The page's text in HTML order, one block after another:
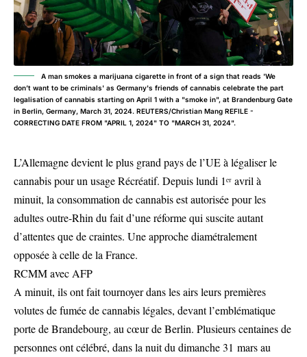
A man smokes a marijuana cigarette in front of a sign that reads 'We
don’t want to be criminals' as Germany's friends of cannabis celebrate the part
legalisation of cannabis starting on April 1 with a "smoke in", at Brandenburg Gate
in Berlin, Germany, March 31, 2024. REUTERS/Christian Mang REFILE -
CORRECTING DATE FROM "APRIL 1, 2024" TO "MARCH 31, 2024".
L’Allemagne devient le plus grand pays de l’UE à légaliser le
cannabis pour un usage Récréatif. Depuis lundi 1ᵉʳ avril à
minuit, la consommation de cannabis est autorisée pour les
adultes outre-Rhin du fait d’une réforme qui suscite autant
d’attentes que de craintes. Une approche diamétralement
opposée à celle de la France.
RCMM avec AFP
A minuit, ils ont fait tournoyer dans les airs leurs premières
volutes de fumée de cannabis légales, devant l’emblématique
porte de Brandebourg, au cœur de Berlin. Plusieurs centaines de
personnes ont célébré, dans la nuit du dimanche 31 mars au